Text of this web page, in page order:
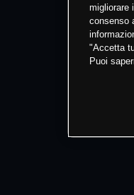
migliorare
consenso
"Accetta
Puoi